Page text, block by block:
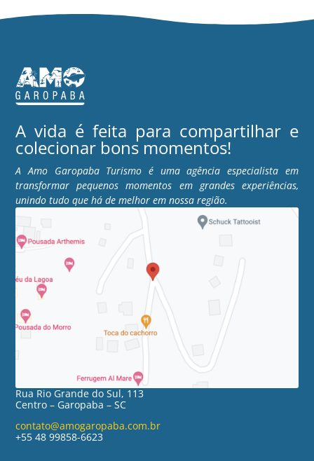
A vida é feita para compartilhar e
colecionar bons momentos!
A Amo Garopaba Turismo é uma agência especialista em
transformar pequenos momentos em grandes experiências,
unindo tudo que há de melhor em nossa região.
Rua Rio Grande do Sul, 113
Centro – Garopaba – SC
contato@amogaropaba.com.br
+55 48 99858-6623